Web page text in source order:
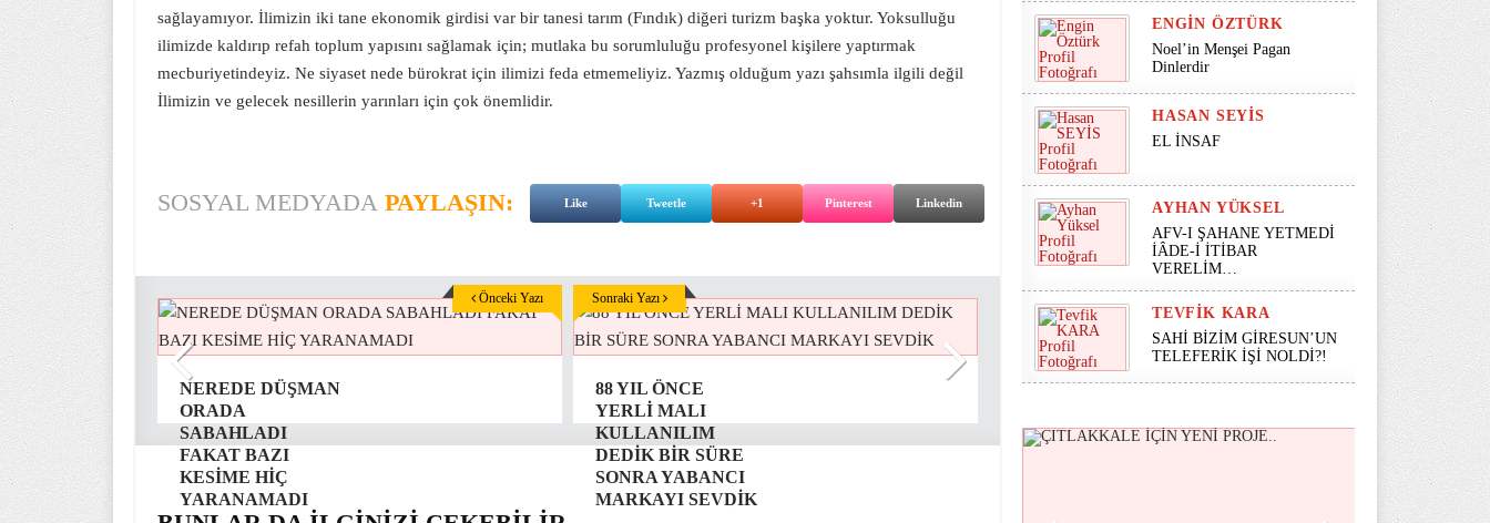
sağlayamıyor. İlimizin iki tane ekonomik girdisi var bir tanesi tarım (Fındık) diğeri turizm başka yoktur. Yoksulluğu
ilimizde kaldırıp refah toplum yapısını sağlamak için; mutlaka bu sorumluluğu profesyonel kişilere yaptırmak
mecburiyetindeyiz. Ne siyaset nede bürokrat için ilimizi feda etmemeliyiz. Yazmış olduğum yazı şahsımla ilgili değil
İlimizin ve gelecek nesillerin yarınları için çok önemlidir.
SOSYAL MEDYADA PAYLAŞIN: Like Tweetle +1 Pinterest Linkedin
NEREDE DÜŞMAN
ORADA
SABAHLADI
FAKAT BAZI
KESİME HİÇ
YARANAMADI
Önceki Yazı
88 YIL ÖNCE
YERLİ MALI
KULLANILIM
DEDİK BİR SÜRE
SONRA YABANCI
MARKAYI SEVDİK
Sonraki Yazı
ENGIN ÖZTÜRK
Noel’in Menşei Pagan
Dinlerdir
HASAN SEYİS
EL İNSAF
AYHAN YÜKSEL
AFV-I ŞAHANE YETMEDİ
İÂDE-İ İTİBAR
VERELİM…
TEVFIK KARA
SAHİ BİZİM GİRESUN’UN
TELEFERİK İŞİ NOLDİ?!